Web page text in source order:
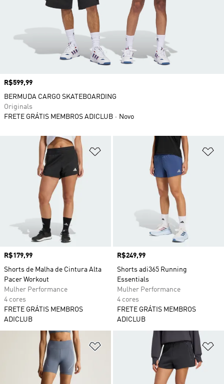
Adicionar à Lista de Desejos
Preço
R$179,99
Shorts de Malha de Cintura Alta
Pacer Workout
Mulher Performance
4 cores
FRETE GRÁTIS MEMBROS
ADICLUB
Preço
R$249,99
Shorts adi365 Running
Essentials
Mulher Performance
4 cores
FRETE GRÁTIS MEMBROS
ADICLUB
Adicionar à Lista de Desejos
Preço
R$599,99
BERMUDA CARGO SKATEBOARDING
Originals
FRETE GRÁTIS MEMBROS ADICLUB
Novo